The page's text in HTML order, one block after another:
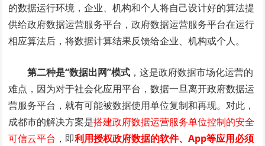
的数据运行环境，企业、机构和个人将自己设计好的算法提
供给政府数据运营服务平台，政府数据运营服务平台在运行
相应算法后，将数据计算结果反馈给企业、机构或个人。
第二种是“数据出网”模式 ，这是政府数据市场化运营的
难点，因为对于社会化应用平台，数据一旦离开政府数据运
营服务平台，就有可能被数据使用单位复制和再现。对此，
成都市的解决方案是搭建政府数据运营服务单位控制的安全
可信云平台 ，即利用授权政府数据的软件、App等应用必须